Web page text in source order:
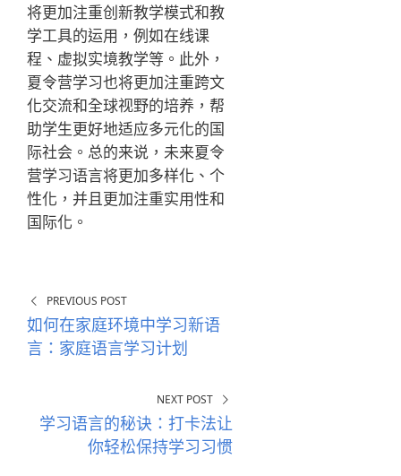
将更加注重创新教学模式和教
学工具的运用，例如在线课
程、虚拟实境教学等。此外，
夏令营学习也将更加注重跨文
化交流和全球视野的培养，帮
助学生更好地适应多元化的国
际社会。总的来说，未来夏令
营学习语言将更加多样化、个
性化，并且更加注重实用性和
国际化。
PREVIOUS POST
如何在家庭环境中学习新语
言：家庭语言学习计划
NEXT POST
学习语言的秘诀：打卡法让
你轻松保持学习习惯